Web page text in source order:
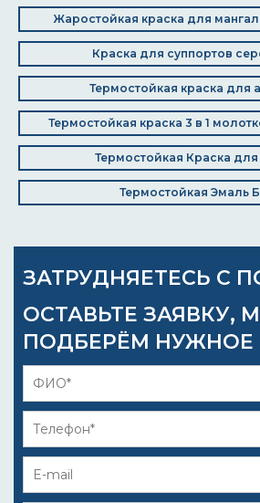
Жаростойкая краска для
Краска для суппортов
Термостойкая краска для
Термостойкая краска 3 в 1
Термостойкая Краска
Термостойкая Эмаль
ЗАТРУДНЯЕТЕСЬ С
ОСТАВЬТЕ ЗАЯВКУ,
ПОДБЕРЁМ НУЖНОЕ